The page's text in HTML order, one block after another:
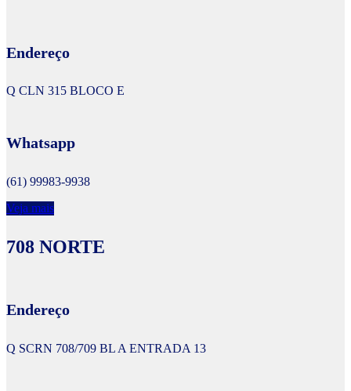
Endereço
Q CLN 315 BLOCO E
Whatsapp
(61) 99983-9938
Veja mais
708 NORTE
Endereço
Q SCRN 708/709 BL A ENTRADA 13